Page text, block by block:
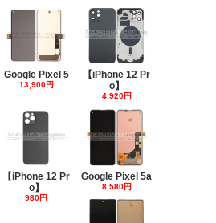
Google Pixel 5
13,900円
【iPhone 12 Pr
o】
4,920円
【iPhone 12 Pr
o】
980円
Google Pixel 5a
8,580円